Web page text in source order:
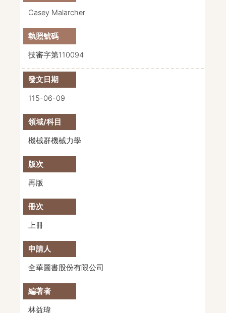
Casey Malarcher
技審字第110094
115-06-09
機械群機械力學
再版
上冊
全華圖書股份有限公司
林益瑋